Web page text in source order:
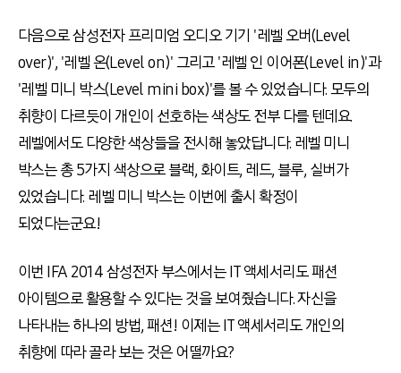
다음으로 삼성전자 프리미엄 오디오 기기 '레벨 오버(Level
over)', '레벨 온(Level on)' 그리고 '레벨 인 이어폰(Level in)'과
'레벨 미니 박스(Level mini box)'를 볼 수 있었습니다. 모두의
취향이 다르듯이 개인이 선호하는 색상도 전부 다를 텐데요.
레벨에서도 다양한 색상들을 전시해 놓았답니다. 레벨 미니
박스는 총 5가지 색상으로 블랙, 화이트, 레드, 블루, 실버가
있었습니다. 레벨 미니 박스는 이번에 출시 확정이
되었다는군요!
이번 IFA 2014 삼성전자 부스에서는 IT 액세서리도 패션
아이템으로 활용할 수 있다는 것을 보여줬습니다. 자신을
나타내는 하나의 방법, 패션! 이제는 IT 액세서리도 개인의
취향에 따라 골라 보는 것은 어떨까요?